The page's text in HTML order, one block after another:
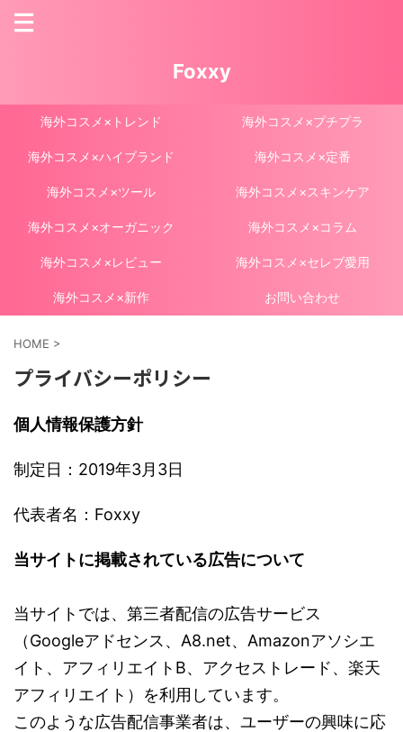
Foxxy
海外コスメ×トレンド 海外コスメ×プチプラ
海外コスメ×ハイブランド 海外コスメ×定番
海外コスメ×ツール 海外コスメ×スキンケア
海外コスメ×オーガニック 海外コスメ×コラム
海外コスメ×レビュー 海外コスメ×セレブ愛用
海外コスメ×新作 お問い合わせ
HOME >
プライバシーポリシー
個人情報保護方針
制定日：2019年3月3日
代表者名：Foxxy
当サイトに掲載されている広告について
当サイトでは、第三者配信の広告サービス
（Googleアドセンス、A8.net、Amazonアソシエ
イト、アフィリエイトB、アクセストレード、楽天
アフィリエイト）を利用しています。
このような広告配信事業者は、ユーザーの興味に応